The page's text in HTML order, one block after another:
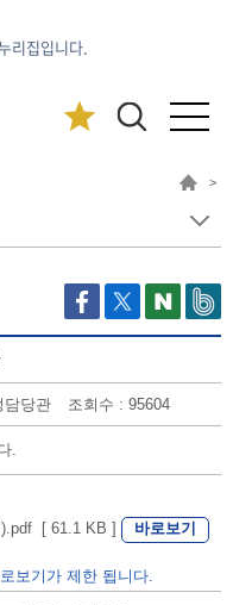
리집입니다.
>
담당관 조회수 : 95604
.
).pdf [ 61.1 KB ]
바로보기
보기가 제한 됩니다.